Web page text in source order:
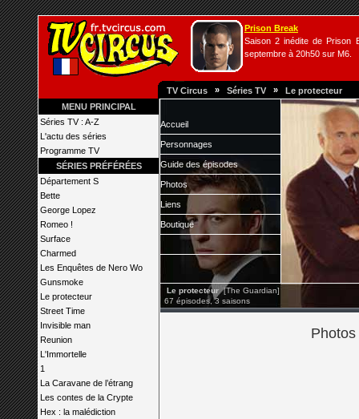
Prison Break
Saison 2 inédite de Prison
septembre à 20h50 sur M6.
TV Circus » Séries TV » Le protecteur
MENU PRINCIPAL
Séries TV : A-Z
L'actu des séries
Programme TV
SÉRIES PRÉFÉRÉES
Département S
Bette
George Lopez
Romeo !
Surface
Charmed
Les Enquêtes de Nero Wo
Gunsmoke
Le protecteur
Street Time
Invisible man
Reunion
L'Immortelle
1
La Caravane de l’étrang
Les contes de la Crypte
Hex : la malédiction
Accueil
Personnages
Guide des épisodes
Photos
Liens
Boutique
Le protecteur [The Guardian]
67 épisodes, 3 saisons